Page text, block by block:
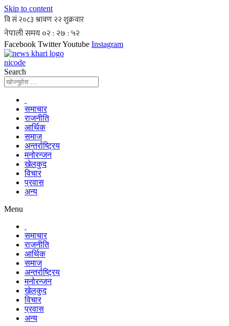
Skip to content
Facebook TwitterYoutube Instagram
nicode
Search
समाचार
राजनीति
आर्थिक
समाज
अन्तर्राष्ट्रिय
मनोरन्जन
खेलकुद
विचार
प्रवास
अन्य
Menu
समाचार
राजनीति
आर्थिक
समाज
अन्तर्राष्ट्रिय
मनोरन्जन
खेलकुद
विचार
प्रवास
अन्य